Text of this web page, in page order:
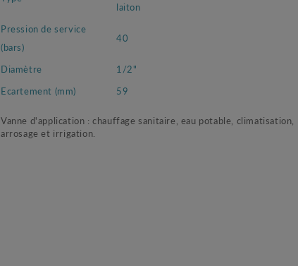
laiton
Pression de service
(bars)
40
Diamètre
1/2"
Ecartement (mm)
59
Vanne d'application : chauffage sanitaire, eau potable, climatisation,
arrosage et irrigation.